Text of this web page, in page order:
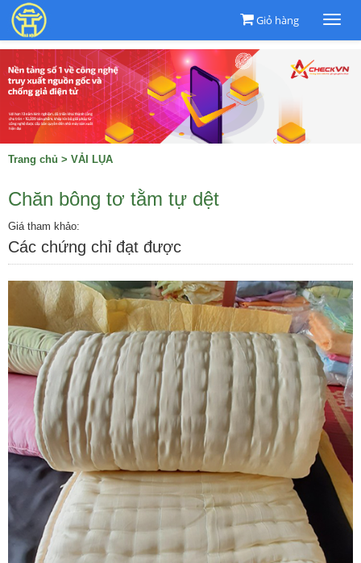
Giỏ hàng
Trang chủ > VẢI LỤA
Chăn bông tơ tằm tự dệt
Giá tham khảo:
Các chứng chỉ đạt được